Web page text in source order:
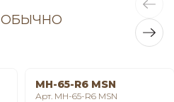
ОБЫЧНО
MH-65-R6 MSN
Арт. MH-65-R6 MSN